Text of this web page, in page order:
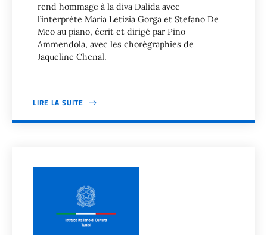
rend hommage à la diva Dalida avec
l’interprète Maria Letizia Gorga et Stefano De
Meo au piano, écrit et dirigé par Pino
Ammendola, avec les chorégraphies de
Jaqueline Chenal.
LIRE LA SUITE